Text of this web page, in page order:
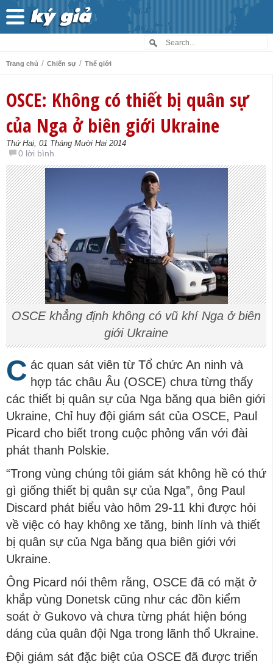
Trang chủ / Chiến sự / Thế giới
OSCE: Không có thiết bị quân sự
của Nga ở biên giới Ukraine
Thứ Hai, 01 Tháng Mười Hai 2014
0 lời bình
OSCE khẳng định không có vũ khí Nga ở biên
giới Ukraine
C ác quan sát viên từ Tổ chức An ninh và
hợp tác châu Âu (OSCE) chưa từng thấy
các thiết bị quân sự của Nga băng qua biên giới
Ukraine, Chỉ huy đội giám sát của OSCE, Paul
Picard cho biết trong cuộc phỏng vấn với đài
phát thanh Polskie.
“Trong vùng chúng tôi giám sát không hề có thứ
gì giống thiết bị quân sự của Nga”, ông Paul
Discard phát biểu vào hôm 29-11 khi được hỏi
về việc có hay không xe tăng, binh lính và thiết
bị quân sự của Nga băng qua biên giới với
Ukraine.
Ông Picard nói thêm rằng, OSCE đã có mặt ở
khắp vùng Donetsk cũng như các đồn kiểm
soát ở Gukovo và chưa từng phát hiện bóng
dáng của quân đội Nga trong lãnh thổ Ukraine.
Đội giám sát đặc biệt của OSCE đã được triển